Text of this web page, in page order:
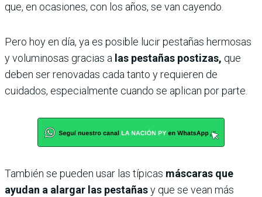
que, en ocasiones, con los años, se van cayendo.
Pero hoy en día, ya es posible lucir pestañas hermosas
y voluminosas gracias a las pestañas postizas, que
deben ser renovadas cada tanto y requieren de
cuidados, especialmente cuando se aplican por parte.
También se pueden usar las típicas máscaras que
ayudan a alargar las pestañasy que se vean más